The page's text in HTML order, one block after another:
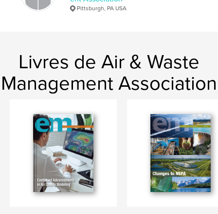
Pittsburgh, PA USA
Livres de Air & Waste
Management Association